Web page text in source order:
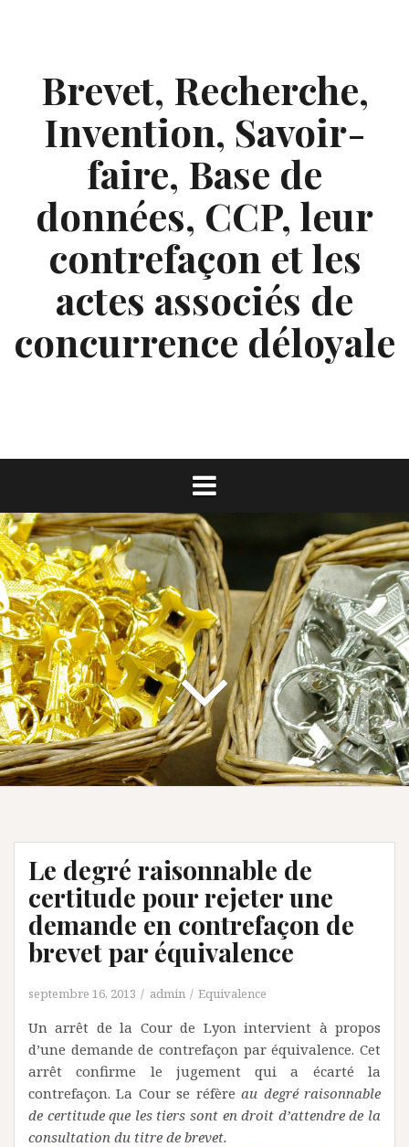
Brevet, Recherche,
Invention, Savoir-
faire, Base de
données, CCP, leur
contrefaçon et les
actes associés de
concurrence déloyale
Le degré raisonnable de
certitude pour rejeter une
demande en contrefaçon de
brevet par équivalence
septembre 16, 2013 admin Equivalence
Un arrêt de la Cour de Lyon intervient à propos
d’une demande de contrefaçon par équivalence. Cet
arrêt confirme le jugement qui a écarté la
contrefaçon. La Cour se réfèreau degré raisonnable
de certitude que les tiers sont en droit d’attendre de la
consultation du titre de brevet.